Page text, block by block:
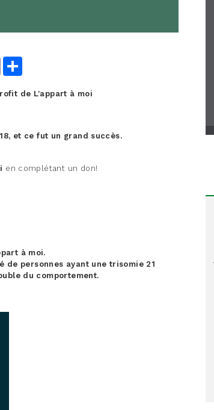
Email
de L'appart à moi
et ce fut un grand succès.
en complétant un don!
à moi.
personnes ayant une trisomie 21
du comportement.